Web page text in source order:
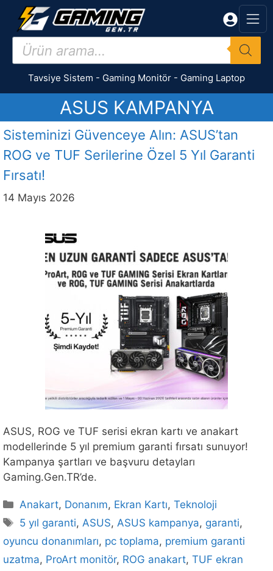
İçeriğe
Products
search
Tavsiye Sistem - Gaming Monitör - Gaming Laptop
ASUS KAMPANYA
Sisteminizi Güvenceye Alın: ASUS’tan
ROG ve TUF Serilerine Özel 5 Yıl Garanti
Fırsatı!
14 Mayıs 2026
ASUS, ROG ve TUF serisi ekran kartı ve anakart
modellerinde 5 yıl premium garanti fırsatı sunuyor!
Kampanya şartları ve başvuru detayları
Gaming.Gen.TR’de.
Kategoriler
Anakart, Donanım, Ekran Kartı,Teknoloji
Etiketler
5 yıl garanti,ASUS,ASUS kampanya, garanti,
oyuncu donanımları, pc toplama, premium garanti
uzatma, ProArt monitör, ROG anakart, TUF ekran